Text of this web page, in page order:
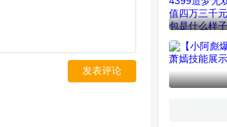
发表评论